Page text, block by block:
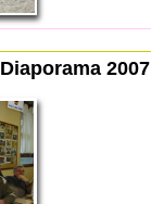
Diaporama 2007